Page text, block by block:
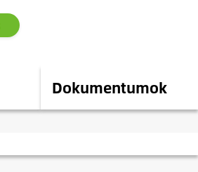
Dokumentumok